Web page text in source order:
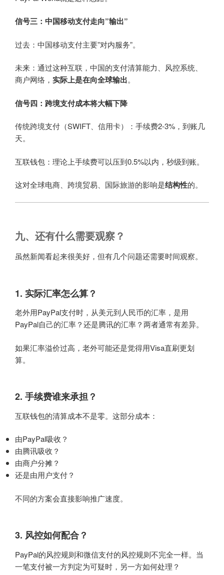
信号三：中国移动支付走向”输出”
过去：中国移动支付主要”对内服务”。
未来：通过这种互联，中国的支付清算能力、风控系统、
商户网络， 实际上是在向全球输出。
信号四：跨境支付成本将大幅下降
传统跨境支付（SWIFT、信用卡）：手续费2-3%，到账几
天。
互联钱包：理论上手续费可以压到0.5%以内，秒级到账。
这对全球电商、跨境贸易、国际旅游的影响是结构性的。
九、还有什么需要观察？
虽然新闻看起来很美好，但有几个问题还需要时间观察。
1. 实际汇率怎么算？
老外用PayPal支付时，从美元到人民币的汇率，是用
PayPal自己的汇率？还是腾讯的汇率？两者通常有差异。
如果汇率溢价过高，老外可能还是觉得用Visa直刷更划
算。
2. 手续费谁来承担？
互联钱包的清算成本不是零。这部分成本：
由PayPal吸收？
由腾讯吸收？
由商户分摊？
还是由用户支付？
不同的方案会直接影响推广速度。
3. 风控如何配合？
PayPal的风控规则和微信支付的风控规则不完全一样。当
一笔支付被一方判定为可疑时，另一方如何处理？